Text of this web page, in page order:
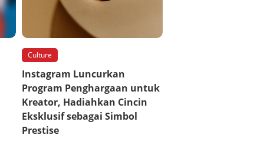
Culture
Instagram Luncurkan
Program Penghargaan untuk
Kreator, Hadiahkan Cincin
Eksklusif sebagai Simbol
Prestise